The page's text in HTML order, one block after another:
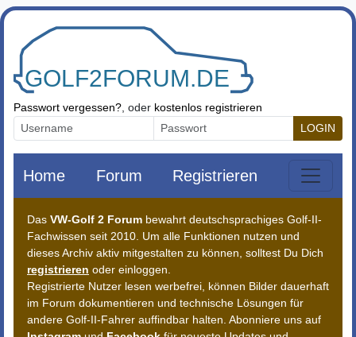
Zum Inhalt springen
Passwort vergessen? , oder kostenlos registrieren
LOGIN
Home Forum Registrieren
Das VW-Golf 2 Forum bewahrt deutschsprachiges Golf-II-
Fachwissen seit 2010. Um alle Funktionen nutzen und
dieses Archiv aktiv mitgestalten zu können, solltest Du Dich
registrieren oder einloggen.
Registrierte Nutzer lesen werbefrei, können Bilder dauerhaft
im Forum dokumentieren und technische Lösungen für
andere Golf-II-Fahrer auffindbar halten. Abonniere uns auf